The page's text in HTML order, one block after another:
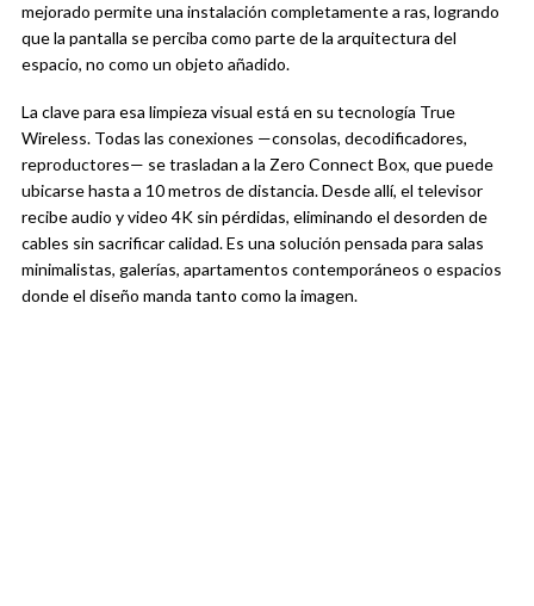
mejorado permite una instalación completamente a ras, logrando
que la pantalla se perciba como parte de la arquitectura del
espacio, no como un objeto añadido.
La clave para esa limpieza visual está en su tecnología True
Wireless. Todas las conexiones —consolas, decodificadores,
reproductores— se trasladan a la Zero Connect Box, que puede
ubicarse hasta a 10 metros de distancia. Desde allí, el televisor
recibe audio y video 4K sin pérdidas, eliminando el desorden de
cables sin sacrificar calidad. Es una solución pensada para salas
minimalistas, galerías, apartamentos contemporáneos o espacios
donde el diseño manda tanto como la imagen.